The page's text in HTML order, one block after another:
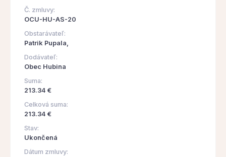
Č. zmluvy:
OCU-HU-AS-20
Obstarávateľ:
Patrik Pupala,
Dodávateľ:
Obec Hubina
Suma:
213.34 €
Celková suma:
213.34 €
Stav:
Ukončená
Dátum zmluvy: